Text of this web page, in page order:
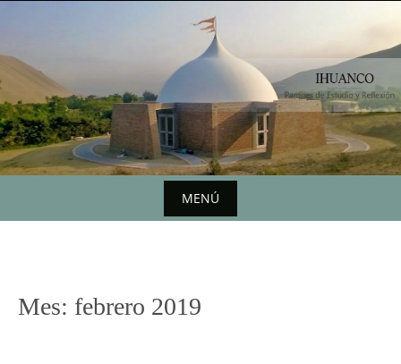
contenido
MENÚ
Mes: febrero 2019